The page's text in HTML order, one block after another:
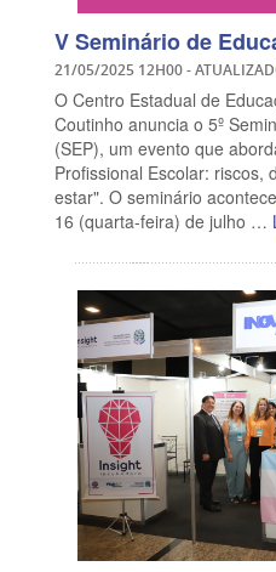
V Seminário de
21/05/2025 12H00-
O Centro Estadual de
Coutinho anuncia o 5º
(SEP), um evento que
Profissional Escolar: riscos,
estar". O seminário
16 (quarta-feira) de julho …